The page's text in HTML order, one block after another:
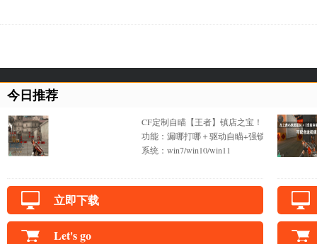
今日推荐
CF定制自瞄【王者】镇店之宝！
功能：漏哪打哪＋驱动自瞄+强锁不抖+一键锁
系统：win7/win10/win11
立即下载
Let's go